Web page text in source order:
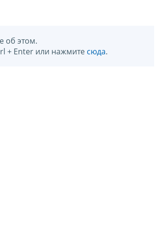
об этом.
+ Enter или нажмите сюда.